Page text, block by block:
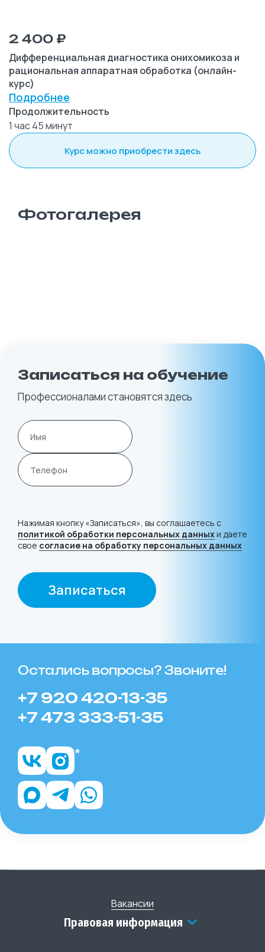
2 400 ₽
Дифференциальная диагностика онихомикоза и
рациональная аппаратная обработка (онлайн-
курс)
Подробнее
Продолжительность
1 час 45 минут
Курс можно приобрести здесь
Фотогалерея
Записаться на обучение
Профессионалами становятся здесь
Нажимая кнопку «Записаться», вы соглашаетесь с
политикой обработки персональных данныхи даете
свое согласие на обработку персональных данных
Записаться
Остались вопросы? Звоните!
+7 920 420-13-35
+7 473 333-51-35
Вакансии
Правовая информация